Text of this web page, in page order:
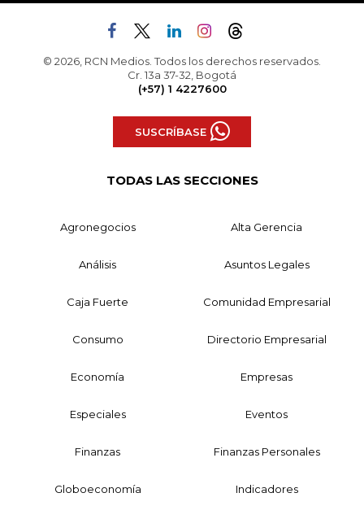
© 2026, RCN Medios. Todos los derechos reservados.
Cr. 13a 37-32, Bogotá
(+57) 1 4227600
SUSCRÍBASE
TODAS LAS SECCIONES
Agronegocios Alta Gerencia
Análisis Asuntos Legales
Caja Fuerte Comunidad Empresarial
Consumo Directorio Empresarial
Economía Empresas
Especiales Eventos
Finanzas Finanzas Personales
Globoeconomía Indicadores